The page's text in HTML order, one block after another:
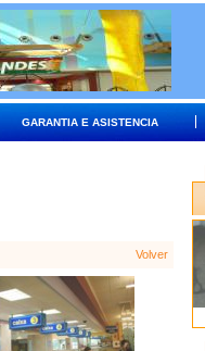
GARANTIA E ASISTENCIA
Volver